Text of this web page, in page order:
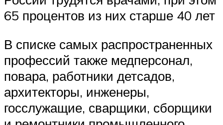
65 процентов из них старше 40 лет
В списке самых распространенных
профессий также медперсонал,
повара, работники детсадов,
архитекторы, инженеры,
госслужащие, сварщики, сборщики